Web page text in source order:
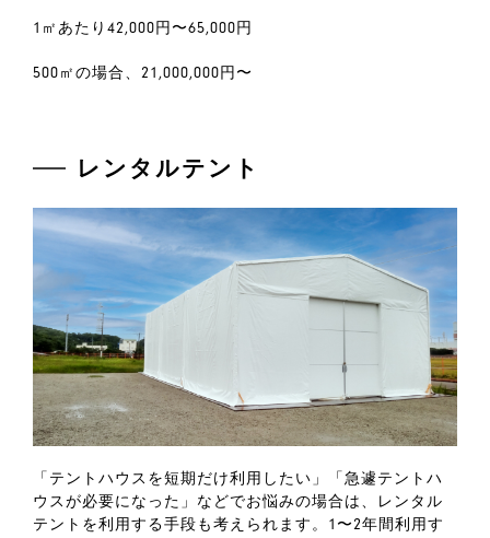
1㎡あたり42,000円〜65,000円
500㎡の場合、21,000,000円〜
レンタルテント
「テントハウスを短期だけ利用したい」「急遽テントハ
ウスが必要になった」などでお悩みの場合は、レンタル
テントを利用する手段も考えられます。1〜2年間利用す